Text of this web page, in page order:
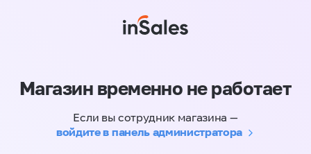
Магазин временно не работает
Если вы сотрудник магазина —
войдите в панель администратора